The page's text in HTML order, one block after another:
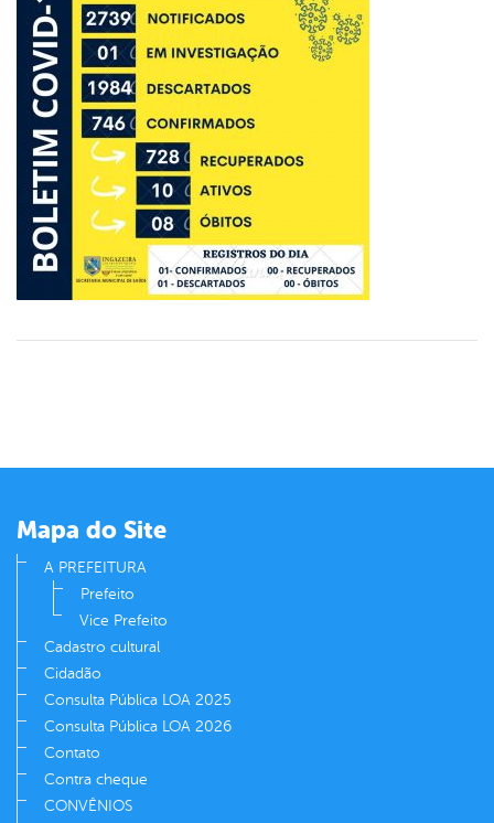
Mapa do Site
A PREFEITURA
Prefeito
Vice Prefeito
Cadastro cultural
Cidadão
Consulta Pública LOA 2025
Consulta Pública LOA 2026
Contato
Contra cheque
CONVÊNIOS